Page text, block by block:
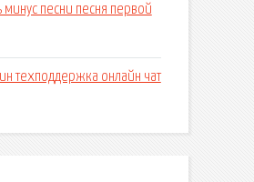
минус песни песня первой
техподдержка онлайн чат